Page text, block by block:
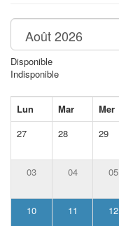
Disponible
Indisponible
Lun Mar Mer
27
28 29
03 04 05
10 11 12